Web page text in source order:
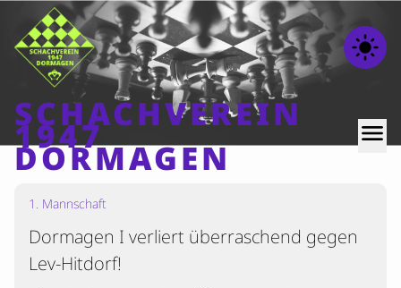
light_mode
SCHACHVEREIN
1947
DORMAGEN
menu
Home
Beiträge
Mannschaften
1. Mannschaft
Dormagen I verliert überraschend gegen
Lev-Hitdorf!